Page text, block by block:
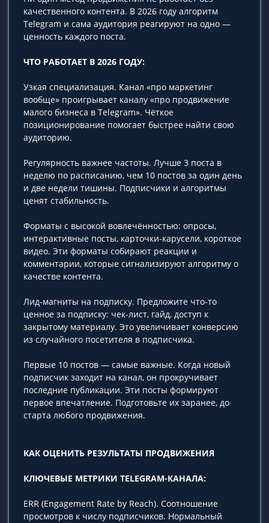
качественного контента. В 2026 году алгоритм
Telegram и сама аудитория реагируют на одно —
ценность каждого поста.
ЧТО РАБОТАЕТ В 2026 ГОДУ:
Узкая специализация. Канал «про маркетинг
вообще» проигрывает каналу «про продвижение
малого бизнеса в Telegram». Чёткое
позиционирование помогает быстрее найти свою
аудиторию.
Регулярность важнее частоты. Лучше 3 поста в
неделю по расписанию, чем 10 постов за один день
и две недели тишины. Подписчики и алгоритмы
ценят стабильность.
Форматы с высокой вовлечённостью: опросы,
интерактивные посты, карточки-карусели, короткое
видео. Эти форматы собирают реакции и
комментарии, которые сигнализируют алгоритму о
качестве контента.
Лид-магниты на подписку. Предложите что-то
ценное за подписку: чек-лист, гайд, доступ к
закрытому материалу. Это увеличивает конверсию
из случайного посетителя в подписчика.
Первые 10 постов — самые важные. Когда новый
подписчик заходит на канал, он прокручивает
последние публикации. Эти посты формируют
первое впечатление. Подготовьте их заранее, до
старта любого продвижения.
КАК ОЦЕНИТЬ РЕЗУЛЬТАТЫ ПРОДВИЖЕНИЯ
КЛЮЧЕВЫЕ МЕТРИКИ TELEGRAM-КАНАЛА:
ERR (Engagement Rate by Reach). Соотношение
просмотров к числу подписчиков. Нормальный